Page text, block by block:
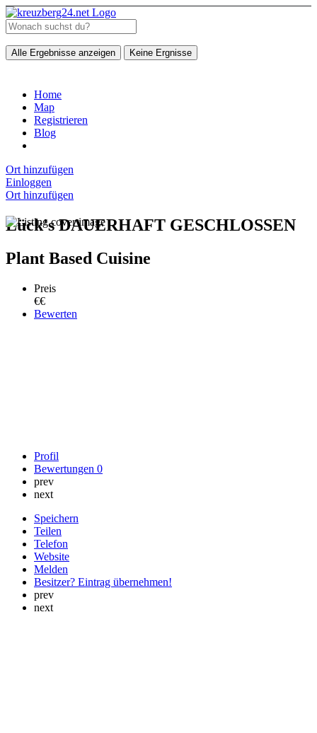
Alle Ergebnisse anzeigen Keine Ergnisse
Home
Map
Registrieren
Blog
Ort hinzufügen
Einloggen
Ort hinzufügen
Lück's DAUERHAFT GESCHLOSSEN
Plant Based Cuisine
Preis
€€
Bewerten
Profil
Bewertungen 0
prev
next
Speichern
Teilen
Telefon
Website
Melden
Besitzer? Eintrag übernehmen!
prev
next